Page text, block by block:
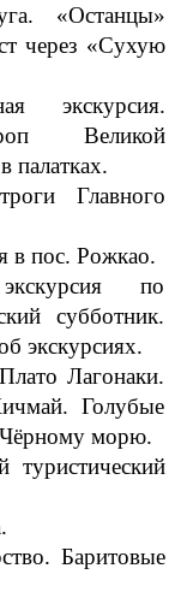
«Останцы»
через «Сухую
экскурсия.
Великой
палатках.
Главного
в пос. Рожкао.
экскурсия по
субботник.
экскурсиях.
Лагонаки.
Голубые
морю.
туристический
Баритовые